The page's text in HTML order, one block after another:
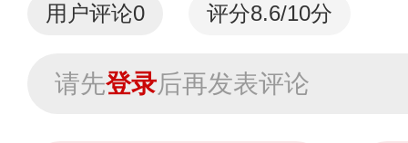
用户评论0 评分8.6/10分
请先登录后再发表评论